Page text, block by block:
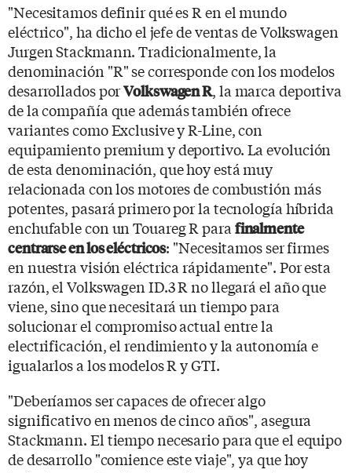
"Necesitamos definir qué es R en el mundo
eléctrico", ha dicho el jefe de ventas de Volkswagen
Jurgen Stackmann. Tradicionalmente, la
denominación "R" se corresponde con los modelos
desarrollados porVolkswagen R, la marca deportiva
de la compañía que además también ofrece
variantes como Exclusive y R-Line, con
equipamiento premium y deportivo. La evolución
de esta denominación, que hoy está muy
relacionada con los motores de combustión más
potentes, pasará primero por la tecnología híbrida
enchufable con un Touareg R para finalmente
centrarse en los eléctricos: "Necesitamos ser firmes
en nuestra visión eléctrica rápidamente". Por esta
razón, el Volkswagen ID.3 R no llegará el año que
viene, sino que necesitará un tiempo para
solucionar el compromiso actual entre la
electrificación, el rendimiento y la autonomía e
igualarlos a los modelos R y GTI.
"Deberíamos ser capaces de ofrecer algo
significativo en menos de cinco años", asegura
Stackmann. El tiempo necesario para que el equipo
de desarrollo "comience este viaje", ya que hoy